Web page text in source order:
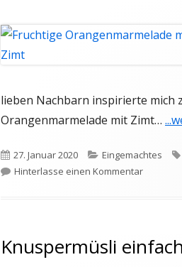
lieben Nachbarn inspirierte mich
Orangenmarmelade mit Zimt…
Veröffentlicht
am
27. Januar 2020 Kategorien
Eingemachtes
Hinterlasse einen Kommentarzu
Knuspermüsli